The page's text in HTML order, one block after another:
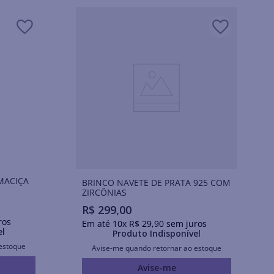
BRINCO NAVETE DE PRATA 925 COM
ZIRCÔNIAS
R$ 299,00
Em até 10x R$ 29,90 sem juros
Produto Indisponível
Avise-me quando retornar ao estoque
Avise-me